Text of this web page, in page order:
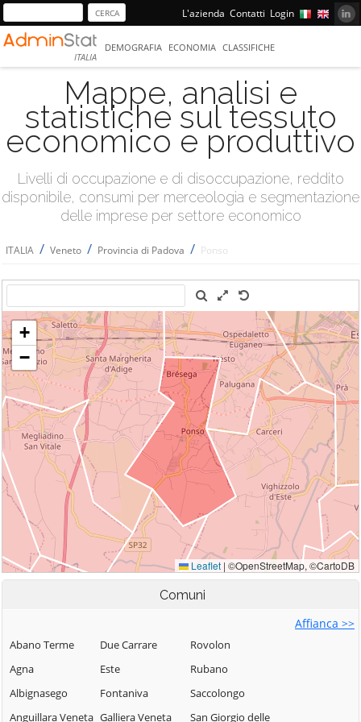
L'azienda Contatti Login
ITALIA
DEMOGRAFIA ECONOMIA CLASSIFICHE
Mappe, analisi e
statistiche sul tessuto
economico e produttivo
Livelli di occupazione e di disoccupazione, reddito
disponibile, consumi per merceologia e segmentazione
delle imprese per settore economico
ITALIA / Veneto / Provincia di Padova / Ponso
Comuni
Affianca >>
Abano Terme
Agna
Albignasego
Anguillara Veneta
Due Carrare
Este
Fontaniva
Galliera Veneta
Rovolon
Rubano
Saccolongo
San Giorgio delle